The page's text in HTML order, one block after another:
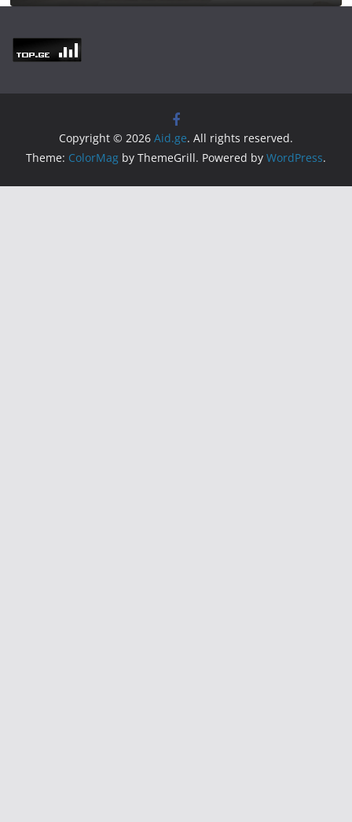
Copyright © 2026 Aid.ge. All rights reserved.
Theme: ColorMag by ThemeGrill. Powered by WordPress.